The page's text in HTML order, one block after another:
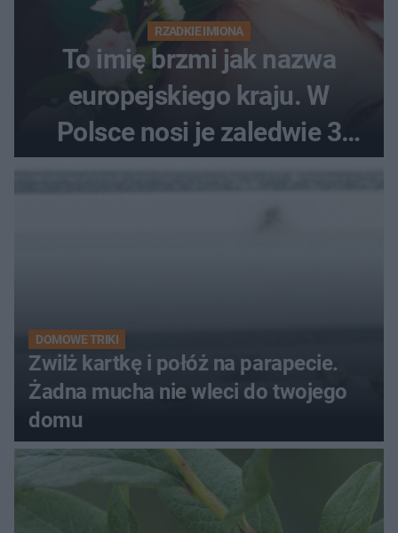
RZADKIE IMIONA
To imię brzmi jak nazwa
europejskiego kraju. W
Polsce nosi je zaledwie 3
kobiety
DOMOWE TRIKI
Zwilż kartkę i połóż na parapecie.
Żadna mucha nie wleci do twojego
domu